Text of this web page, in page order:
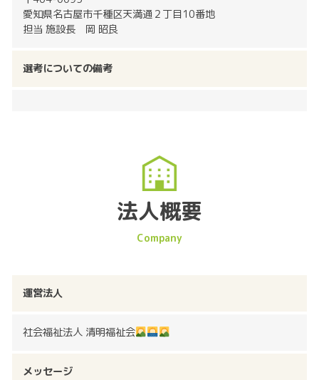
愛知県名古屋市千種区天満通２丁目10番地
担当 施設長 岡 昭良
選考についての備考
法人概要
運営法人
社会福祉法人 清明福祉会
メッセージ